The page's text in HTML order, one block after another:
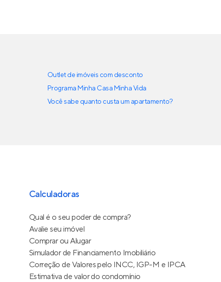
Outlet de imóveis com desconto
Programa Minha Casa Minha Vida
Você sabe quanto custa um apartamento?
Calculadoras
Qual é o seu poder de compra?
Avalie seu imóvel
Comprar ou Alugar
Simulador de Financiamento Imobiliário
Correção de Valores pelo INCC, IGP-M e IPCA
Estimativa de valor do condomínio